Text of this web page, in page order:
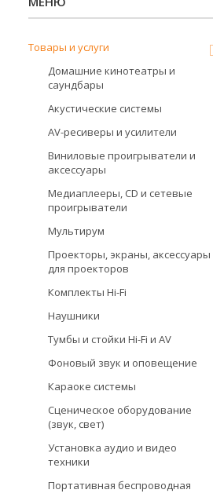
Товары и услуги
Домашние кинотеатры и
саундбары
Акустические системы
AV-ресиверы и усилители
Виниловые проигрыватели и
аксессуары
Медиаплееры, CD и сетевые
проигрыватели
Мультирум
Проекторы, экраны, аксессуары
для проекторов
Комплекты Hi-Fi
Наушники
Тумбы и стойки Hi-Fi и AV
Фоновый звук и оповещение
Караоке системы
Сценическое оборудование
(звук, свет)
Установка аудио и видео
техники
Портативная беспроводная